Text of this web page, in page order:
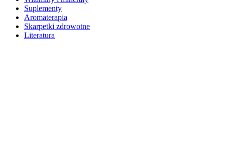
Suplementy
Aromaterapia
Skarpetki zdrowotne
Literatura